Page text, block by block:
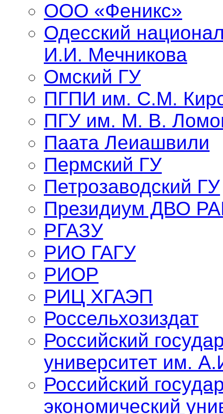
ООО «Феникс»
Одесский
И.И. Мечникова
Омский ГУ
ПГПИ им. С.М.
ПГУ им. М. В.
Паата Леиашвили
Пермский ГУ
Петрозаводский ГУ
Президиум ДВО
РГАЗУ
РИО ГАГУ
РИОР
РИЦ ХГАЭП
Россельхозиздат
Российский
университет им.
Российский
экономический